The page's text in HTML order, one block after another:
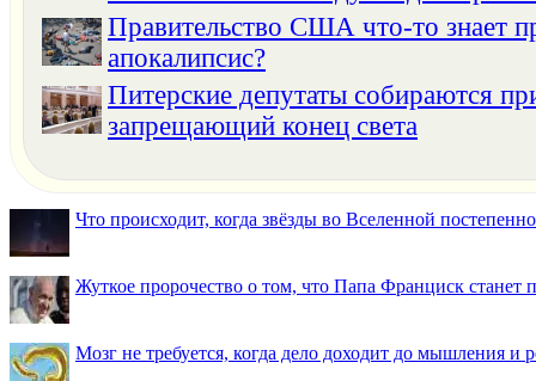
Правительство США что-то знает
апокалипсис?
Питерские депутаты собираются
запрещающий конец света
Что происходит, когда звёзды во Вселенной
Жуткое пророчество о том, что Папа Франциск
Мозг не требуется, когда дело доходит до мышления и